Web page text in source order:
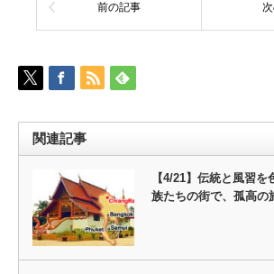
前の記事
関連記事
【4/21】伝統と風習
族たちの街で、孤高